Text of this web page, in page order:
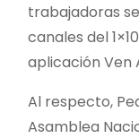
trabajadoras
canales del
aplicación Ven
Al respecto,
Asamblea